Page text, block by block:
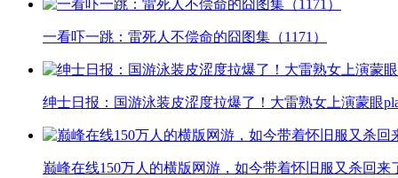
一看吓一跳：雷死人不偿命的囧图集（1171）
绅士日报：国游泳装皮涩度拉爆了！大雷熟女上演蒙眼
巅峰在线150万人的横版网游，如今带着怀旧服又杀回来